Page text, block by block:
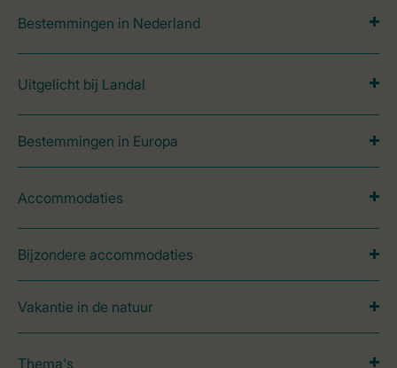
Bestemmingen in Nederland
Uitgelicht bij Landal
Bestemmingen in Europa
Accommodaties
Bijzondere accommodaties
Vakantie in de natuur
Thema's